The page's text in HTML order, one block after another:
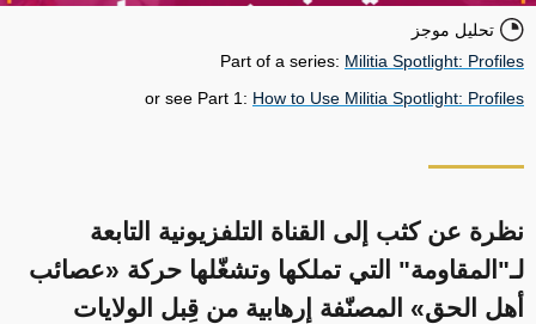
تحليل موجز
Part of a series: Militia Spotlight: Profiles
or see Part 1: How to Use Militia Spotlight: Profiles
نظرة عن كثب إلى القناة التلفزيونية التابعة
لـ"المقاومة" التي تملكها وتشغّلها حركة «عصائب
أهل الحق» المصنّفة إرهابية من قِبل الولايات